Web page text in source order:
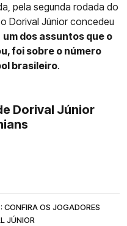
pela segunda rodada do
Dorival Júnior concedeu
um dos assuntos que o
foi sobre o número
brasileiro.
Dorival Júnior
OS JOGADORES
JÚNIOR